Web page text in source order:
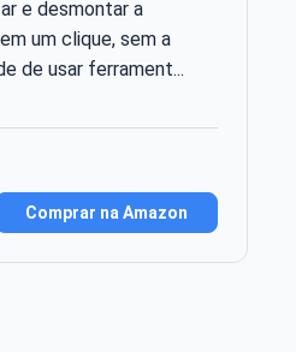
e desmontar a
um clique, sem a
de usar ferrament...
Comprar na Amazon